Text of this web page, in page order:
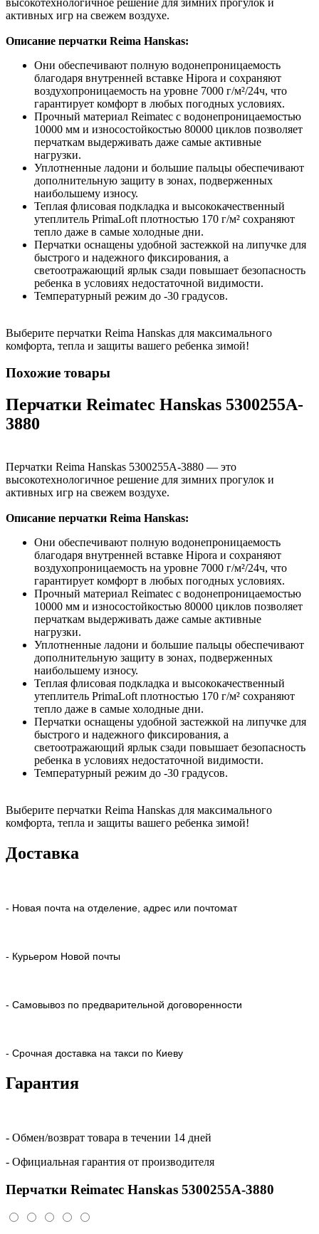
активных игр на свежем воздухе.
Описание перчатки Reima Hanskas:
Они обеспечивают полную водонепроницаемость
благодаря внутренней вставке Hipora и сохраняют
воздухопроницаемость на уровне 7000 г/м²/24ч, что
гарантирует комфорт в любых погодных условиях.
Прочный материал Reimatec с водонепроницаемостью
10000 мм и износостойкостью 80000 циклов позволяет
перчаткам выдерживать даже самые активные
нагрузки.
Уплотненные ладони и большие пальцы обеспечивают
дополнительную защиту в зонах, подверженных
наибольшему износу.
Теплая флисовая подкладка и высококачественный
утеплитель PrimaLoft плотностью 170 г/м² сохраняют
тепло даже в самые холодные дни.
Перчатки оснащены удобной застежкой на липучке для
быстрого и надежного фиксирования, а
светоотражающий ярлык сзади повышает безопасность
ребенка в условиях недостаточной видимости.
Температурный режим до -30 градусов.
Выберите перчатки Reima Hanskas для максимального
комфорта, тепла и защиты вашего ребенка зимой!
Похожие товары
Перчатки Reimatec Hanskas 5300255A-
3880
Перчатки Reima Hanskas 5300255A-3880 — это
высокотехнологичное решение для зимних прогулок и
активных игр на свежем воздухе.
Описание перчатки Reima Hanskas:
Они обеспечивают полную водонепроницаемость
благодаря внутренней вставке Hipora и сохраняют
воздухопроницаемость на уровне 7000 г/м²/24ч, что
гарантирует комфорт в любых погодных условиях.
Прочный материал Reimatec с водонепроницаемостью
10000 мм и износостойкостью 80000 циклов позволяет
перчаткам выдерживать даже самые активные
нагрузки.
Уплотненные ладони и большие пальцы обеспечивают
дополнительную защиту в зонах, подверженных
наибольшему износу.
Теплая флисовая подкладка и высококачественный
утеплитель PrimaLoft плотностью 170 г/м² сохраняют
тепло даже в самые холодные дни.
Перчатки оснащены удобной застежкой на липучке для
быстрого и надежного фиксирования, а
светоотражающий ярлык сзади повышает безопасность
ребенка в условиях недостаточной видимости.
Температурный режим до -30 градусов.
Выберите перчатки Reima Hanskas для максимального
комфорта, тепла и защиты вашего ребенка зимой!
Доставка
- Новая почта на отделение, адрес или почтомат
- Курьером Новой почты
- Самовывоз по предварительной договоренности
- Срочная доставка на такси по Киеву
Гарантия
- Обмен/возврат товара в течении 14 дней
- Официальная гарантия от производителя
Перчатки Reimatec Hanskas 5300255A-3880